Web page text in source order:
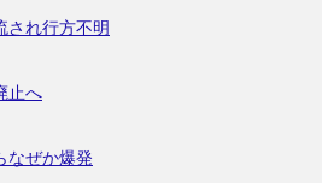
され行方不明
止へ
なぜか爆発